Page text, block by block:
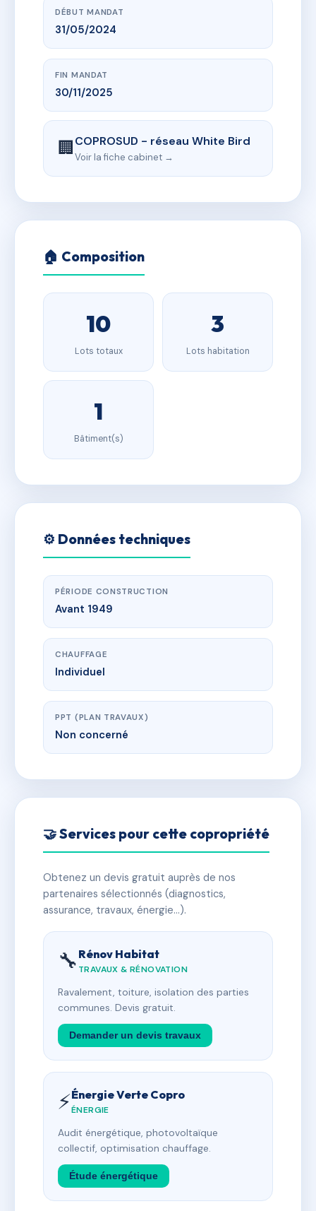
DÉBUT MANDAT
31/05/2024
FIN MANDAT
30/11/2025
🏢COPROSUD - réseau White Bird
Voir la fiche cabinet →
🏠 Composition
10
Lots totaux
3
Lots habitation
1
Bâtiment(s)
⚙️ Données techniques
PÉRIODE CONSTRUCTION
Avant 1949
CHAUFFAGE
Individuel
PPT (PLAN TRAVAUX)
Non concerné
🤝 Services pour cette copropriété
Obtenez un devis gratuit auprès de nos
partenaires sélectionnés (diagnostics,
assurance, travaux, énergie…).
🔧 Rénov Habitat
TRAVAUX & RÉNOVATION
Ravalement, toiture, isolation des parties
communes. Devis gratuit.
Demander un devis travaux
⚡Énergie Verte Copro
ÉNERGIE
Audit énergétique, photovoltaïque
collectif, optimisation chauffage.
Étude énergétique